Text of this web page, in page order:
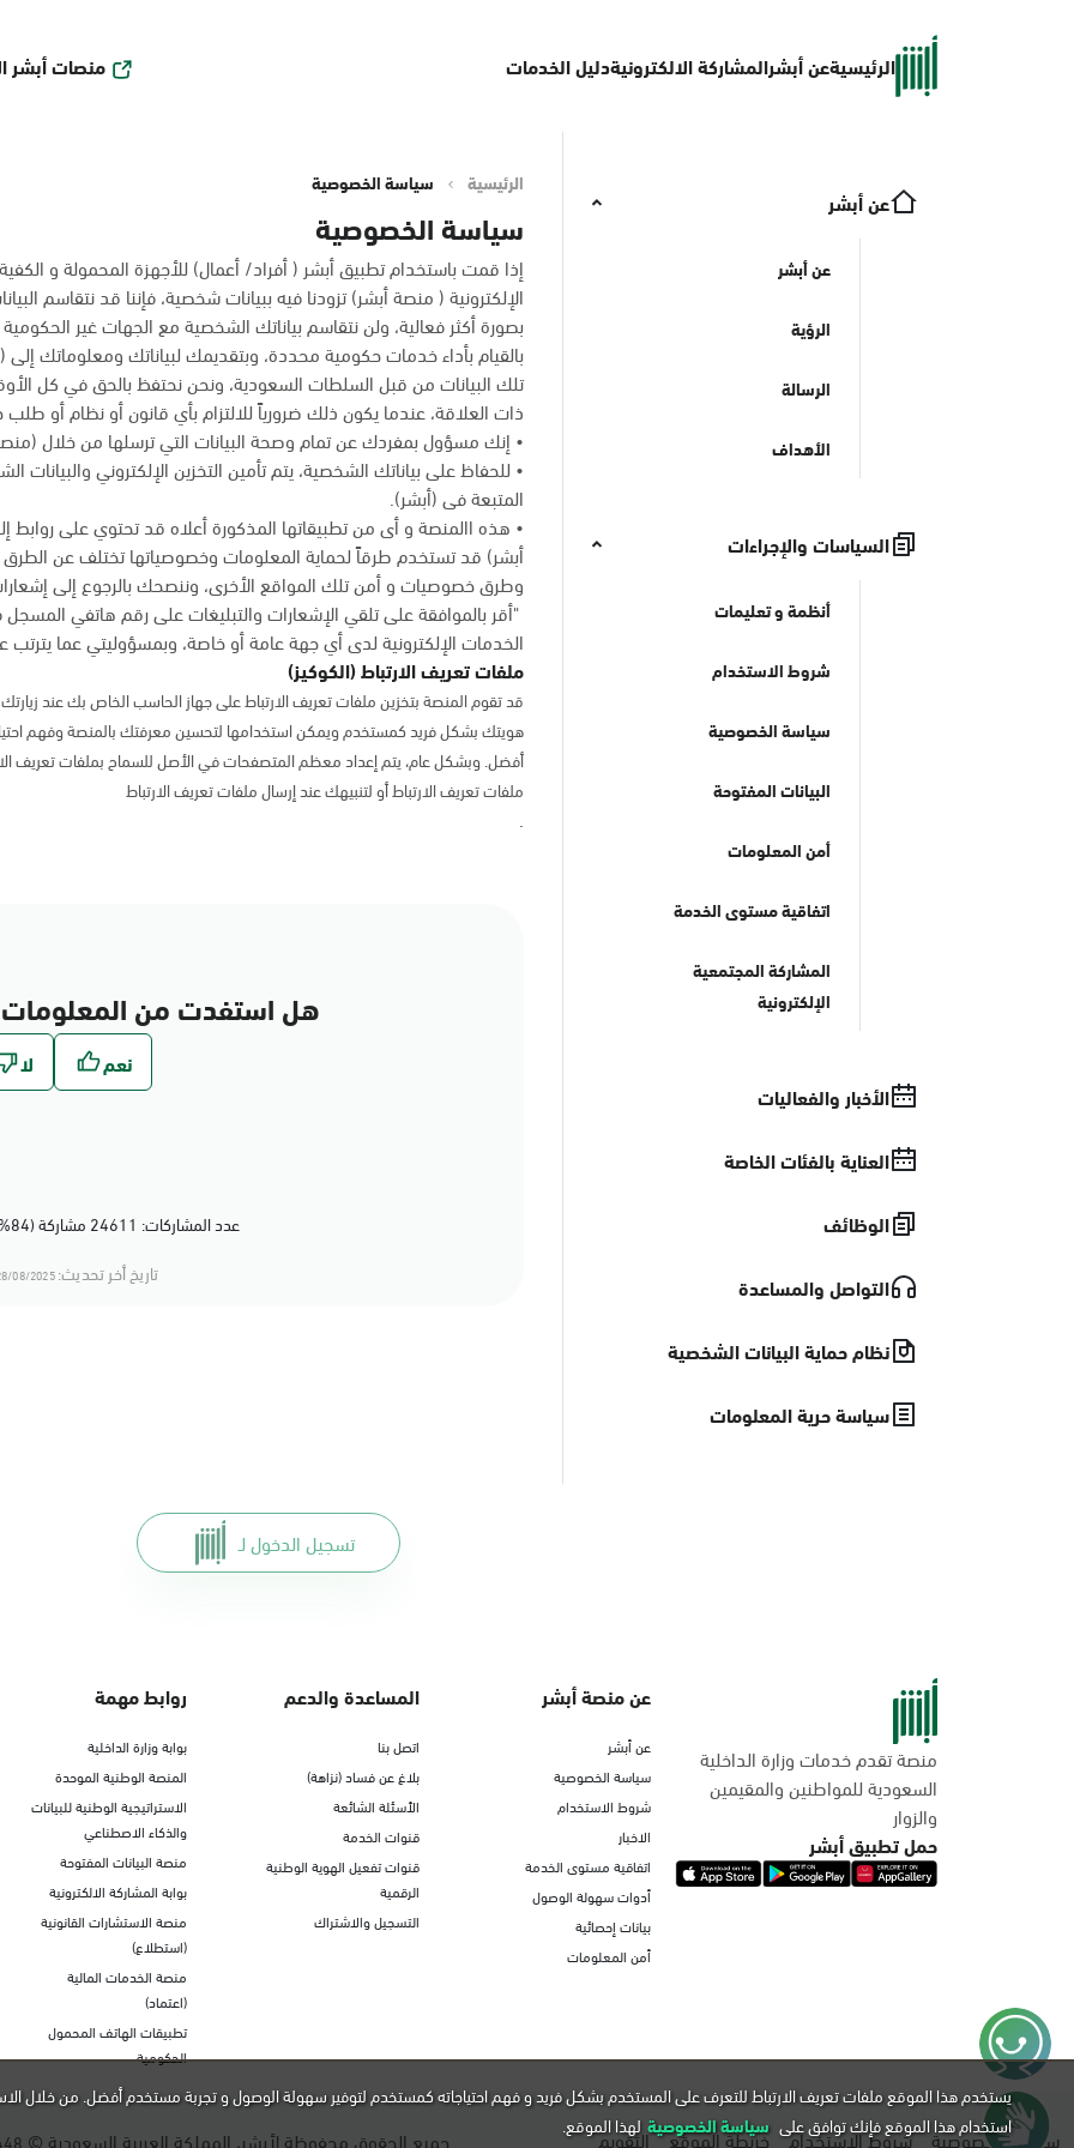
الرئيسيةعن أبشرالمشاركة الالكترونيةدليل الخدمات منصات أبشر
عن أبشر
عن أبشر
الرؤية
الرسالة
الأهداف
السياسات والإجراءات
أنظمة و تعليمات
شروط الاستخدام
سياسة الخصوصية
البيانات المفتوحة
أمن المعلومات
اتفاقية مستوى الخدمة
المشاركة المجتمعية
الإلكترونية
الأخبار والفعاليات
العناية بالفئات الخاصة
الوظائف
التواصل والمساعدة
نظام حماية البيانات الشخصية
سياسة حرية المعلومات
الرئيسية سياسة الخصوصية
سياسة الخصوصية
إذا قمت باستخدام تطبيق أبشر ( أفراد/ أعمال) للأجهزة المحمولة و الكفية
الإلكترونية ( منصة أبشر) تزودنا فيه ببيانات شخصية، فإننا قد نتقاسم
بصورة أكثر فعالية، ولن نتقاسم بياناتك الشخصية مع الجهات غير
بالقيام بأداء خدمات حكومية محددة، وبتقديمك لبياناتك ومعلوماتك
تلك البيانات من قبل السلطات السعودية، ونحن نحتفظ بالحق في كل
ذات العلاقة، عندما يكون ذلك ضرورياً للالتزام بأي قانون أو نظام أو
• إنك مسؤول بمفردك عن تمام وصحة البيانات التي ترسلها من خلال
• للحفاظ على بياناتك الشخصية، يتم تأمين التخزين الإلكتروني والبيانات
المتبعة فى (أبشر).
• هذه االمنصة و أى من تطبيقاتها المذكورة أعلاه قد تحتوي على روابط
أبشر) قد تستخدم طرقاً لحماية المعلومات وخصوصياتها تختلف عن
وطرق خصوصيات و أمن تلك المواقع الأخرى، وننصحك بالرجوع إلى
"أقر بالموافقة على تلقي الإشعارات والتبليغات على رقم هاتفي
الخدمات الإلكترونية لدى أي جهة عامة أو خاصة، وبمسؤوليتي عما
ملفات تعريف الارتباط (الكوكيز)
قد تقوم المنصة بتخزين ملفات تعريف الارتباط على جهاز الحاسب الخاص بك عند
هويتك بشكل فريد كمستخدم ويمكن استخدامها لتحسين معرفتك بالمنصة وفهم
أفضل. وبشكل عام، يتم إعداد معظم المتصفحات في الأصل للسماح بملفات تعريف
ملفات تعريف الارتباط أو لتنبيهك عند إرسال ملفات تعريف الارتباط
.
هل استفدت من
عدد المشاركات: 24611 مشاركة (84%) أعجبهم المحتوى
تاريخ أخر تحديث:08/2025 12:08
تسجيل الدخول لـ
منصة تقدم خدمات وزارة الداخلية
السعودية للمواطنين والمقيمين
والزوار
حمل تطبيق أبشر
عن منصة أبشر
عن أبشر
سياسة الخصوصية
شروط الاستخدام
الاخبار
اتفاقية مستوى الخدمة
أدوات سهولة الوصول
بيانات إحصائية
أمن المعلومات
المساعدة والدعم
اتصل بنا
بلاغ عن فساد (نزاهة)
الأسئلة الشائعة
قنوات الخدمة
قنوات تفعيل الهوية الوطنية
الرقمية
التسجيل والاشتراك
روابط مهمة
بوابة وزارة الداخلية
المنصة الوطنية الموحدة
الاستراتيجية الوطنية للبيانات
والذكاء الاصطناعي
منصة البيانات المفتوحة
بوابة المشاركة الالكترونية
منصة الاستشارات القانونية
(استطلاع)
منصة الخدمات المالية
(اعتماد)
تطبيقات الهاتف المحمول
الحكومية
سياسة الخصوصية شروط الاستخدام خريطة الموقع التقويم جميع الحقوق محفوظة لأبشر، المملكة العربية السعودية ©
يستخدم هذا الموقع ملفات تعريف الارتباط للتعرف على المستخدم بشكل فريد و فهم احتياجاته كمستخدم لتوفير سهولة الوصول و تجربة مستخدم أفضل. من خلال
استخدام هذا الموقع فإنك توافق على سياسة الخصوصية لهذا الموقع.